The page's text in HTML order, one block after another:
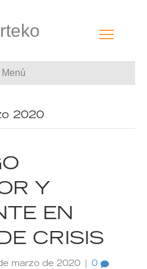
Menú
2020
Y
EN
CRISIS
marzo de 2020 0